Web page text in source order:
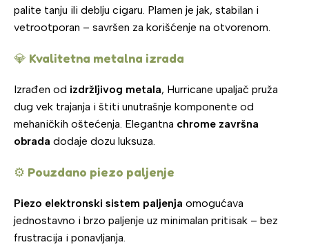
palite tanju ili deblju cigaru. Plamen je jak, stabilan i
vetrootporan – savršen za korišćenje na otvorenom.
💎 Kvalitetna metalna izrada
Izrađen od izdržljivog metala, Hurricane upaljač pruža
dug vek trajanja i štiti unutrašnje komponente od
mehaničkih oštećenja. Elegantna chrome završna
obrada dodaje dozu luksuza.
⚙️ Pouzdano piezo paljenje
Piezo elektronski sistem paljenja omogućava
jednostavno i brzo paljenje uz minimalan pritisak – bez
frustracija i ponavljanja.